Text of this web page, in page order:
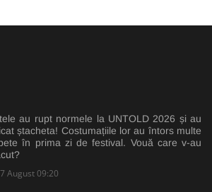
au rupt normele la UNTOLD 2026 și au
ștacheta! Costumațiile lor au întors multe
în prima zi de festival. Vouă care v-au
August 09:20